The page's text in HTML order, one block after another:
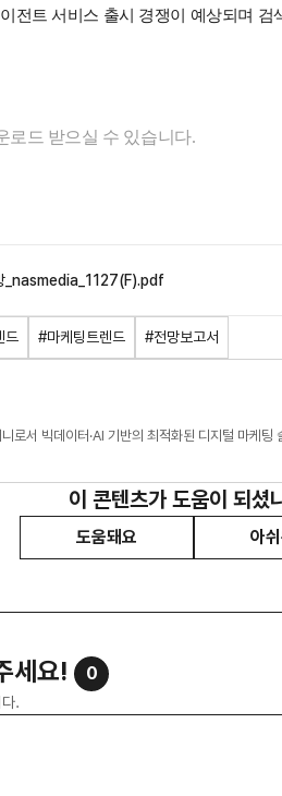
전트 서비스 출시 경쟁이 예상되며
로드 받으실 수 있습니다.
_nasmedia_1127(F).pdf
드 #마케팅트렌드 #전망보고서
로서 빅데이터·AI 기반의 최적화된 디지털 마케팅
이 콘텐츠가 도움이 되셨
도움돼요 아
세요! 0
.